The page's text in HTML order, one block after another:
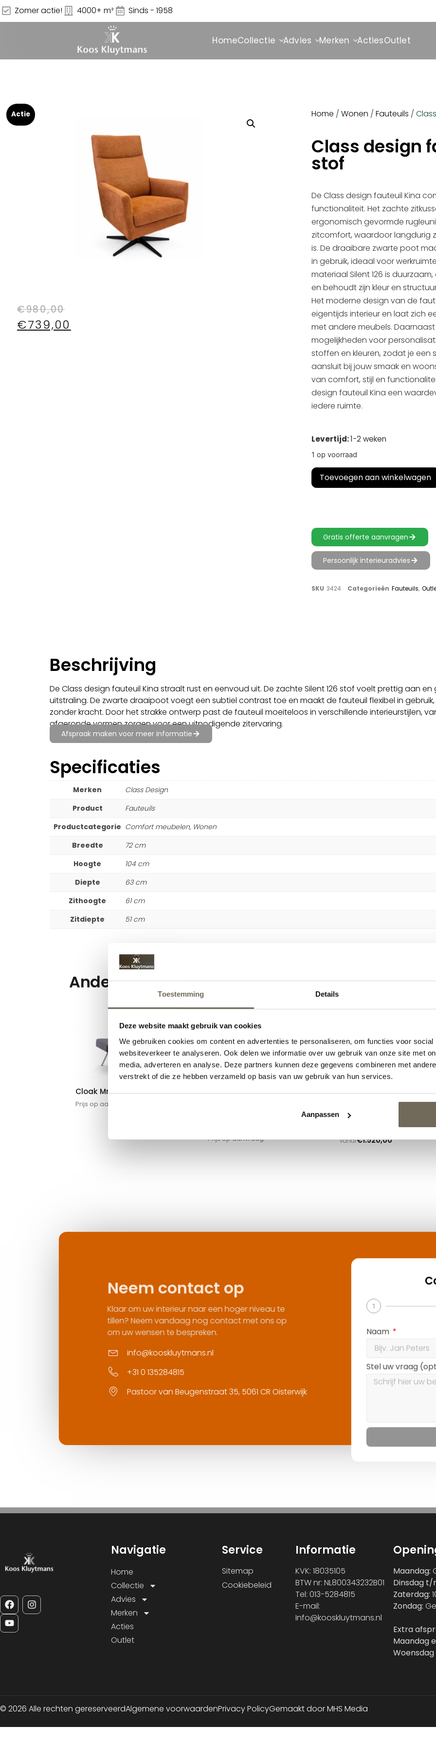
Toestemming Details
Deze website maakt gebruik van cookies
We gebruiken cookies om content en advertenties te personaliseren, om functies voor
websiteverkeer te analyseren. Ook delen we informatie over uw gebruik van onze site met
media, adverteren en analyse. Deze partners kunnen deze gegevens combineren met
verstrekt of die ze hebben verzameld op basis van uw gebruik van hun services.
Aanpassen
Zomer actie! 4000+ m² Sinds - 1958
HomeCollectie Advies Merken ActiesOutlet
Actie
€980,00
€739,00
Home / Wonen / Fauteuils /
Class design
stof
De Class design fauteuil Kina
functionaliteit. Het zachte
ergonomisch gevormde
zitcomfort, waardoor langdurig
is. De draaibare zwarte poot
in gebruik, ideaal voor
materiaal Silent 126 is
en behoudt zijn kleur en
Het moderne design van de
eigentijds interieur en laat zich
met andere meubels.
mogelijkheden voor
stoffen en kleuren, zodat je een
aansluit bij jouw smaak en
van comfort, stijl en
design fauteuil Kina een
iedere ruimte.
Levertijd:1-2 weken
1 op voorraad
Toevoegen aan winkelwagen
Gratis offerte aanvragen
Persoonlijk interieuradvies
SKU 3424 Categorieën Fauteuils,
Beschrijving
De Class design fauteuil Kina straalt rust en eenvoud uit. De zachte Silent 126 stof voelt prettig aan
uitstraling. De zwarte draaipoot voegt een subtiel contrast toe en maakt de fauteuil flexibel in
zonder kracht. Door het strakke ontwerp past de fauteuil moeiteloos in verschillende interieurstijlen,
afgeronde vormen zorgen voor een uitnodigende zitervaring.
Afspraak maken voor meer informatie
Specificaties
Merken
Class Design
Product
Fauteuils
Productcategorie Comfort meubelen, Wonen
Breedte
72 cm
Hoogte
104 cm
Diepte
63 cm
Zithoogte
61 cm
Zitdiepte
51 cm
Andere suggesties…
Cloak Mr. & Mrs. Shell
Prijs op aanvraag
Prijs op aanvraag
Harvink Splinter fauteuil
vanaf€1.520,00
Neem contact op
Klaar om uw interieur naar een hoger niveau te
tillen? Neem vandaag nog contact met ons op
om uw wensen te bespreken.
info@kooskluytmans.nl
+31 0 135284815
Pastoor van Beugenstraat 35, 5061 CR Oisterwijk
Contact
Stel uw vraag (optioneel)
Navigatie
Home
Collectie
Advies
Merken
Acties
Outlet
Service
Sitemap
Cookiebeleid
Informatie
KVK: 18035105
BTW nr: NL800343232B01
Tel: 013-5284815
E-mail:
Info@kooskluytmans.nl
Maandag:
Dinsdag
Zaterdag:
Zondag:
Extra
Maandag
© 2026 Alle rechten gereserveerdAlgemene voorwaardenPrivacy PolicyGemaakt door MHS Media